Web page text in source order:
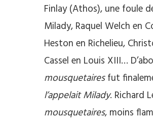
Finlay (Athos), une foule
Milady, Raquel Welch en
Heston en Richelieu,
Cassel en Louis XIII…
mousquetairesfut
l’appelait Milady. Richard
mousquetaires, moins